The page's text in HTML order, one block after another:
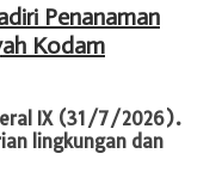
Penanaman
Kodam
IX (31/7/2026).
lingkungan dan